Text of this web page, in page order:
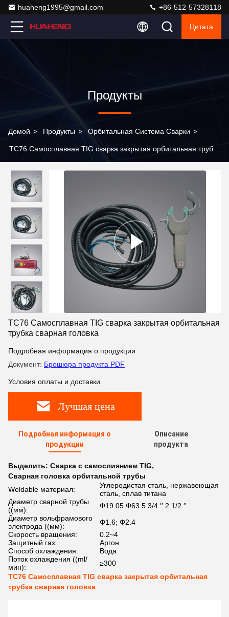
huaheng1995@gmail.com +86-512-57328118
Цитата
Продукты
Домой > Продукты > Орбитальная Система Сварки >
TC76 Самосплавная TIG сварка закрытая орбитальная трубка
TC76 Самосплавная TIG сварка закрытая орбитальная
трубка сварная головка
Подробная информация о продукции
Документ: Брошюра продукта PDF
Условия оплаты и доставки
Лучшая цена
Подробная информация о
продукции
Описание
продукта
Выделить: Сварка с самослиянием TIG,
Сварная головка орбитальной трубы
Weldable материал:
Углеродистая сталь, нержавеющая
сталь, сплав титана
Диаметр сварной трубы
((мм):
Φ19.05 Φ63.5 3/4 ′′ 2 1/2 ′′
Диаметр вольфрамового
электрода ((мм):
Φ1.6; Φ2.4
Скорость вращения:
0.2~4
Защитный газ:
Аргон
Способ охлаждения:
Вода
Поток охлаждения ((ml/
мин):
≥300
TC76 Самосплавная TIG сварка закрытая орбитальная
трубка сварная головка